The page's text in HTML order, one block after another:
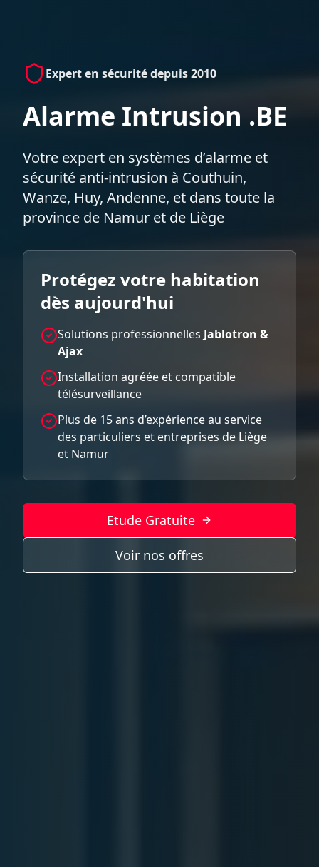
Expert en sécurité depuis 2010
Alarme Intrusion .BE
Votre expert en systèmes d’alarme et
sécurité anti-intrusion à Couthuin,
Wanze, Huy, Andenne, et dans toute la
province de Namur et de Liège
Protégez votre habitation
dès aujourd'hui
Solutions professionnelles Jablotron &
Ajax
Installation agréée et compatible
télésurveillance
Plus de 15 ans d’expérience au service
des particuliers et entreprises de Liège
et Namur
Etude Gratuite
Voir nos offres